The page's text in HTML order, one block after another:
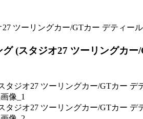
(スタジオ27 ツーリングカ